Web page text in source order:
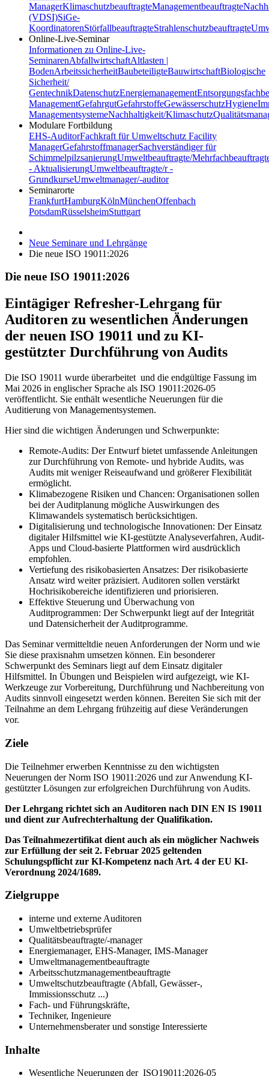
ManagerKlimaschutzbeauftragteManagementbeauftragte
(VDSI)SiGe-
KoordinatorenStörfallbeauftragteStrahlenschutzbeauftragte
Online-Live-Seminar
Informationen zu Online-Live-
SeminarenAbfallwirtschaftAltlasten |
BodenArbeitssicherheitBaubeteiligteBauwirtschaftBiologische
Sicherheit/
GentechnikDatenschutzEnergiemanagement
ManagementGefahrgutGefahrstoffeGewässerschutzHygiene
ManagementsystemeNachhaltigkeit/Klimaschutz
Modulare Fortbildung
EHS-AuditorFachkraft für Umweltschutz Facility
ManagerGefahrstoffmanagerSachverständiger für
SchimmelpilzsanierungUmweltbeauftragte/
- AktualisierungUmweltbeauftragte/r -
GrundkurseUmweltmanager/-auditor
Seminarorte
FrankfurtHamburgKölnMünchenOffenbach
PotsdamRüsselsheimStuttgart
Neue Seminare und Lehrgänge
Die neue ISO 19011:2026
Die neue ISO 19011:2026
Eintägiger Refresher-Lehrgang für
Auditoren zu wesentlichen Änderungen
der neuen ISO 19011 und zu KI-
gestützter Durchführung von Audits
Die ISO 19011 wurde überarbeitet und die endgültige Fassung im
Mai 2026 in englischer Sprache als ISO 19011:2026-05
veröffentlicht. Sie enthält wesentliche Neuerungen für die
Auditierung von Managementsystemen.
Hier sind die wichtigen Änderungen und Schwerpunkte:
Remote-Audits: Der Entwurf bietet umfassende Anleitungen
zur Durchführung von Remote- und hybride Audits, was
Audits mit weniger Reiseaufwand und größerer Flexibilität
ermöglicht.
Klimabezogene Risiken und Chancen: Organisationen sollen
bei der Auditplanung mögliche Auswirkungen des
Klimawandels systematisch berücksichtigen.
Digitalisierung und technologische Innovationen: Der Einsatz
digitaler Hilfsmittel wie KI-gestützte Analyseverfahren, Audit-
Apps und Cloud-basierte Plattformen wird ausdrücklich
empfohlen.
Vertiefung des risikobasierten Ansatzes: Der risikobasierte
Ansatz wird weiter präzisiert. Auditoren sollen verstärkt
Hochrisikobereiche identifizieren und priorisieren.
Effektive Steuerung und Überwachung von
Auditprogrammen: Der Schwerpunkt liegt auf der Integrität
und Datensicherheit der Auditprogramme.
Das Seminar vermitteltdie neuen Anforderungen der Norm und wie
Sie diese praxisnahm umsetzen können. Ein besonderer
Schwerpunkt des Seminars liegt auf dem Einsatz digitaler
Hilfsmittel. In Übungen und Beispielen wird aufgezeigt, wie KI-
Werkzeuge zur Vorbereitung, Durchführung und Nachbereitung von
Audits sinnvoll eingesetzt werden können. Bereiten Sie sich mit der
Teilnahme an dem Lehrgang frühzeitig auf diese Veränderungen
vor.
Ziele
Die Teilnehmer erwerben Kenntnisse zu den wichtigsten
Neuerungen der Norm ISO 19011:2026 und zur Anwendung KI-
gestützter Lösungen zur erfolgreichen Durchführung von Audits.
Der Lehrgang richtet sich an Auditoren nach DIN EN IS 19011
und dient zur Aufrechterhaltung der Qualifikation.
Das Teilnahmezertifikat dient auch als ein möglicher Nachweis
zur Erfüllung der seit 2. Februar 2025 geltenden
Schulungspflicht zur KI-Kompetenz nach Art. 4 der EU KI-
Verordnung 2024/1689.
Zielgruppe
interne und externe Auditoren
Umweltbetriebsprüfer
Qualitätsbeauftragte/-manager
Energiemanager, EHS-Manager, IMS-Manager
Umweltmanagementbeauftragte
Arbeitsschutzmanagementbeauftragte
Umweltschutzbeauftragte (Abfall, Gewässer-,
Immissionsschutz ...)
Fach- und Führungskräfte,
Techniker, Ingenieure
Unternehmensberater und sonstige Interessierte
Inhalte
Wesentliche Neuerungen der ISO19011:2026-05